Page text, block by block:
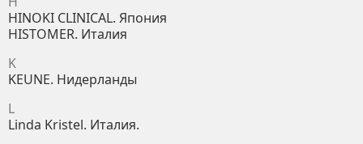
HINOKI CLINICAL. Япония
HISTOMER. Италия
K
KEUNE. Нидерланды
L
Linda Kristel. Италия.